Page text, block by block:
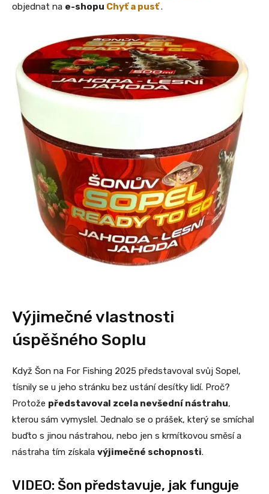
objednat na e-shopu Chyť a pusť.
Výjimečné vlastnosti
úspěšného Soplu
Když Šon na For Fishing 2025 představoval svůj Sopel,
tísnily se u jeho stránku bez ustání desítky lidí. Proč?
Protože představoval zcela nevšední nástrahu,
kterou sám vymyslel. Jednalo se o prášek, který se smíchal
buďto s jinou nástrahou, nebo jen s krmítkovou směsí a
nástraha tím získala výjimečné schopnosti.
VIDEO: Šon představuje, jak funguje